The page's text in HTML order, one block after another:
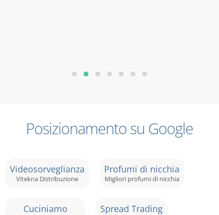
Posizionamento su Google
Videosorveglianza
Vitekna Distribuzione
Profumi di nicchia
Migliori profumi di nicchia
Cuciniamo Spread Trading